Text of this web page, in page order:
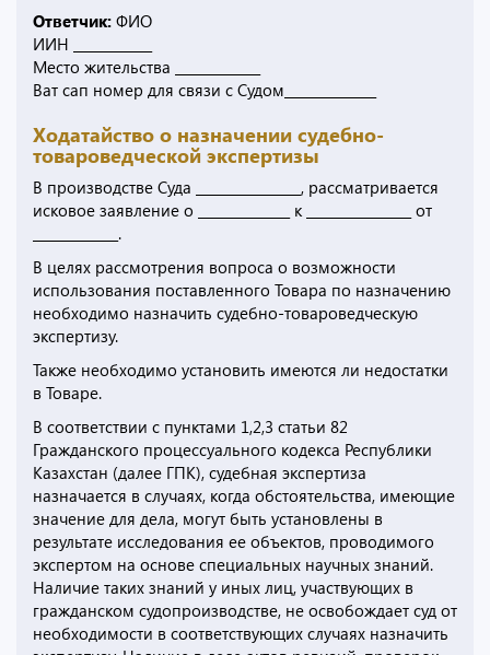
Ответчик: ФИО
ИИН ____________
Место жительства _____________
Ват сап номер для связи с Судом______________
Ходатайство о назначении судебно-
товароведческой экспертизы
В производстве Суда ________________, рассматривается
исковое заявление о ______________ к ________________ от
_____________.
В целях рассмотрения вопроса о возможности
использования поставленного Товара по назначению
необходимо назначить судебно-товароведческую
экспертизу.
Также необходимо установить имеются ли недостатки
в Товаре.
В соответствии с пунктами 1,2,3 статьи 82
Гражданского процессуального кодекса Республики
Казахстан (далее ГПК), судебная экспертиза
назначается в случаях, когда обстоятельства, имеющие
значение для дела, могут быть установлены в
результате исследования ее объектов, проводимого
экспертом на основе специальных научных знаний.
Наличие таких знаний у иных лиц, участвующих в
гражданском судопроизводстве, не освобождает суд от
необходимости в соответствующих случаях назначить